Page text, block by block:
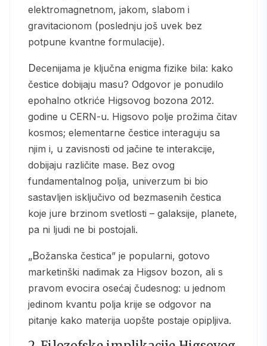
elektromagnetnom, jakom, slabom i
gravitacionom (poslednju još uvek bez
potpune kvantne formulacije).
Decenijama je ključna enigma fizike bila: kako
čestice dobijaju masu? Odgovor je ponudilo
epohalno otkriće Higsovog bozona 2012.
godine u CERN-u. Higsovo polje prožima čitav
kosmos; elementarne čestice interaguju sa
njim i, u zavisnosti od jačine te interakcije,
dobijaju različite mase. Bez ovog
fundamentalnog polja, univerzum bi bio
sastavljen isključivo od bezmasenih čestica
koje jure brzinom svetlosti – galaksije, planete,
pa ni ljudi ne bi postojali.
„Božanska čestica” je popularni, gotovo
marketinški nadimak za Higsov bozon, ali s
pravom evocira osećaj čudesnog: u jednom
jedinom kvantu polja krije se odgovor na
pitanje kako materija uopšte postaje opipljiva.